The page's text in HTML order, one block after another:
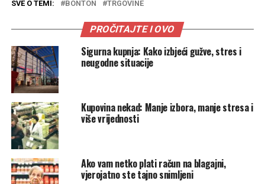
SVE O TEMI: BONTON TRGOVINE
PROČITAJTE I OVO
Sigurna kupnja: Kako izbjeći gužve, stres i
neugodne situacije
Kupovina nekad: Manje izbora, manje stresa i
više vrijednosti
Ako vam netko plati račun na blagajni,
vjerojatno ste tajno snimljeni